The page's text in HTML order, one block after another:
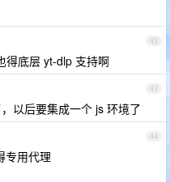
42
得底层 yt-dlp 支持啊
43
以后要集成一个 js 环境了
44
专用代理